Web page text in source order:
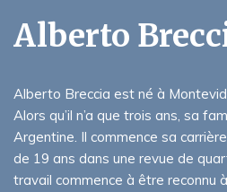
Alberto
Alberto Breccia est né à
Alors qu’il n’a que trois ans, sa
Argentine. Il commence sa
de 19 ans dans une revue de
travail commence à être reconnu